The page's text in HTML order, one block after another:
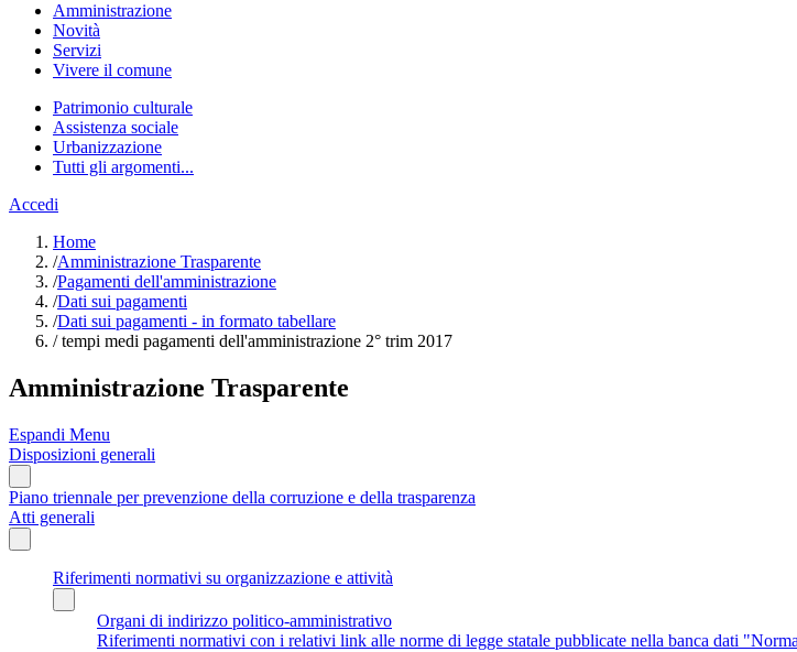
Amministrazione
Novità
Servizi
Vivere il comune
Patrimonio culturale
Assistenza sociale
Urbanizzazione
Tutti gli argomenti...
Accedi
Home
/Amministrazione Trasparente
/Pagamenti dell'amministrazione
/Dati sui pagamenti
/Dati sui pagamenti - in formato tabellare
/tempi medi pagamenti dell'amministrazione 2° trim 2017
Amministrazione Trasparente
Espandi Menu
Disposizioni generali
Piano triennale per prevenzione della corruzione e della trasparenza
Atti generali
Riferimenti normativi su organizzazione e attività
Organi di indirizzo politico-amministrativo
Riferimenti normativi con i relativi link alle norme di legge statale pubblicate nella banca dati